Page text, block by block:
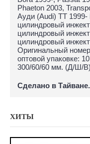
Phaeton 2003,
Ауди (Audi) TT
цилиндровый
цилиндровый
цилиндровый
Оригинальный
оптовой упаковке:
300/60/60 мм. (Д/Ш/В)
Сделано в Тайване.
ХИТЫ